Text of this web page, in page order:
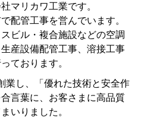
マリカワ工業です。
配管工事を営んでいます。
ビル・複合施設などの空調
産設備配管工事、溶接工事
ております。
業し、「優れた技術と安全作
言葉に、お客さまに高品質
いりました。